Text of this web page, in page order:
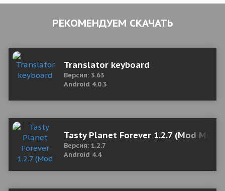
РЕКОМЕНДУЕМ СКАЧАТЬ
Translator keyboard
Версия: 3.63
Android 4.0.3
Tasty Planet Forever 1.2.7 (Mod
Версия: 1.2.7
Android 4.4